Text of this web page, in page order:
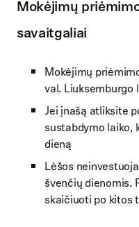
Mokėjimų
savaitgaliai
Mokėjimų
val. Liuksemburgo
Jei įnašą atliksite
sustabdymo laiko,
dieną
Lėšos
švenčių dienomis.
skaičiuoti po kitos